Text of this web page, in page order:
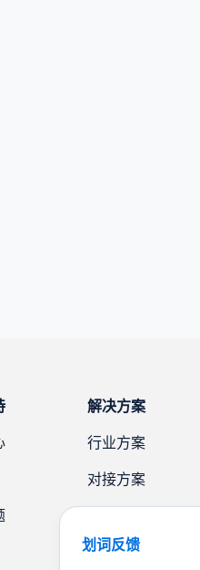
划词反馈
解决方案
行业方案
对接方案